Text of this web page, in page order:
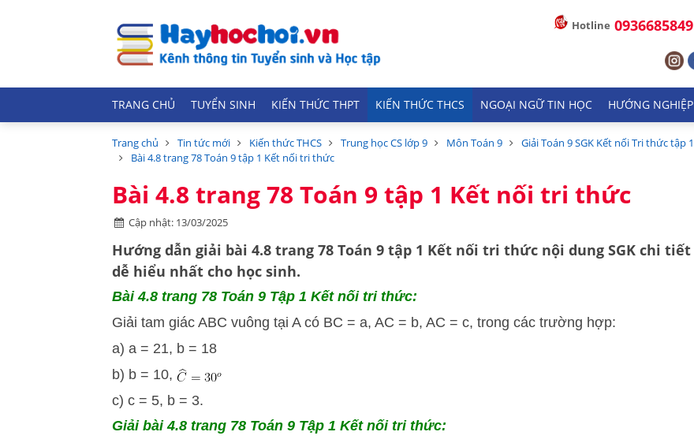
Hotline 0936685849
TRANG CHỦ TUYỂN SINH KIẾN THỨC THPT KIẾN THỨC THCS NGOẠI NGỮ TIN HỌC HƯỚNG NGHIỆP
Trang chủ Tin tức mới Kiến thức THCS Trung học CS lớp 9 Môn Toán 9
Giải Toán 9 SGK Kết nối Tri thức tập 1
Bài 4.8 trang 78 Toán 9 tập 1 Kết nối tri thức
Bài 4.8 trang 78 Toán 9 tập 1 Kết nối tri thức
Cập nhật: 13/03/2025
Hướng dẫn giải bài 4.8 trang 78 Toán 9 tập 1 Kết nối tri thức nội dung SGK chi tiết
dễ hiểu nhất cho học sinh.
Bài 4.8 trang 78 Toán 9 Tập 1 Kết nối tri thức:
Giải tam giác ABC vuông tại A có BC = a, AC = b, AC = c, trong các trường hợp:
a) a = 21, b = 18
b) b = 10,
c) c = 5, b = 3.
Giải bài 4.8 trang 78 Toán 9 Tập 1 Kết nối tri thức: